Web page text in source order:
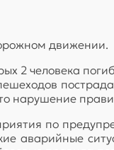
движении.
2 человека
нарушение
по
аварийные